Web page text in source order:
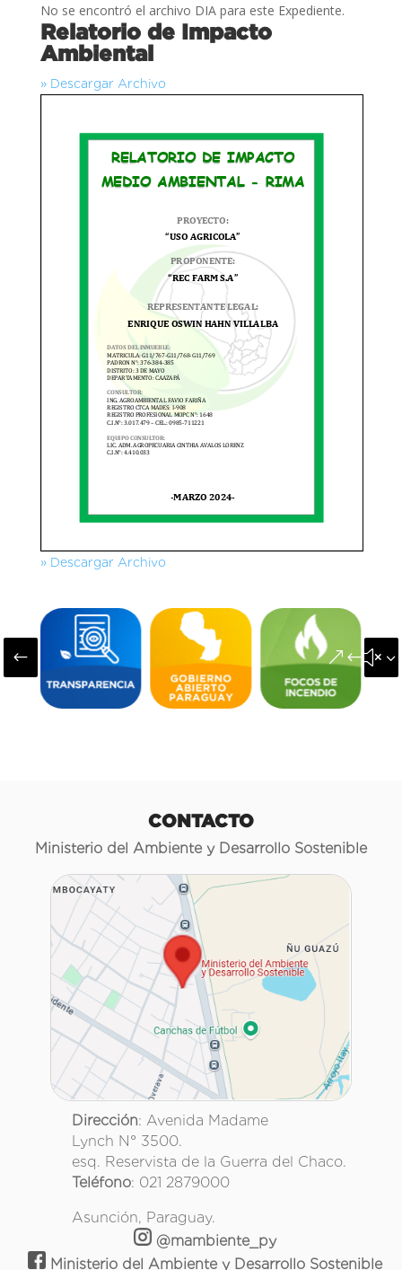
No se encontró el archivo DIA para este Expediente.
Relatorio de Impacto
Ambiental
» Descargar Archivo
» Descargar Archivo
#
CONTACTO
Ministerio del Ambiente y Desarrollo Sostenible
Dirección: Avenida Madame
Lynch N° 3500.
esq. Reservista de la Guerra del Chaco.
Teléfono: 021 2879000
Asunción, Paraguay.
@mambiente_py
Ministerio del Ambiente y Desarrollo Sostenible